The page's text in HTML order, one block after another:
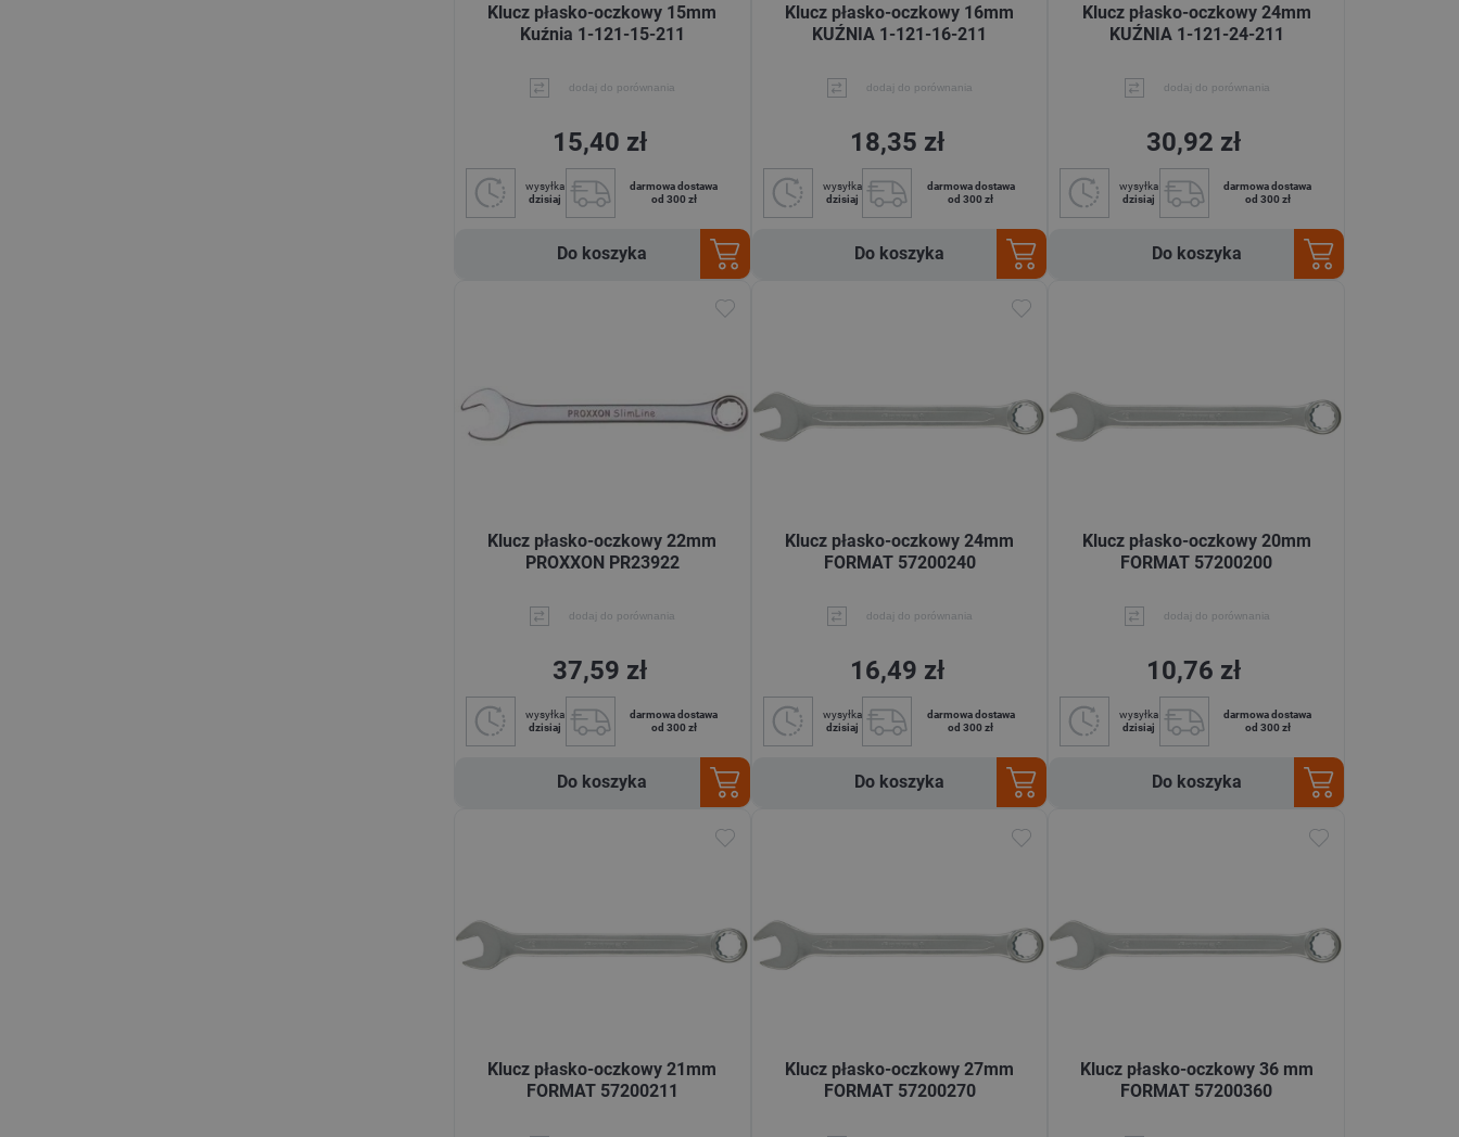
Klucz płasko-oczkowy 15mm
Kuźnia 1-121-15-211
dodaj do porównania
15,40 zł
wysyłka
dzisiaj
darmowa dostawa
od 300 zł
Do koszyka
Klucz płasko-oczkowy 16mm
KUŹNIA 1-121-16-211
dodaj do porównania
18,35 zł
wysyłka
dzisiaj
darmowa dostawa
od 300 zł
Do koszyka
Klucz płasko-oczkowy 24mm
KUŹNIA 1-121-24-211
dodaj do porównania
30,92 zł
wysyłka
dzisiaj
darmowa dostawa
od 300 zł
Do koszyka
Klucz płasko-oczkowy 22mm
PROXXON PR23922
dodaj do porównania
37,59 zł
wysyłka
dzisiaj
darmowa dostawa
od 300 zł
Do koszyka
Klucz płasko-oczkowy 24mm
FORMAT 57200240
dodaj do porównania
16,49 zł
wysyłka
dzisiaj
darmowa dostawa
od 300 zł
Do koszyka
Klucz płasko-oczkowy 20mm
FORMAT 57200200
dodaj do porównania
10,76 zł
wysyłka
dzisiaj
darmowa dostawa
od 300 zł
Do koszyka
Klucz płasko-oczkowy 21mm
FORMAT 57200211
Klucz płasko-oczkowy 27mm
FORMAT 57200270
Klucz płasko-oczkowy 36 mm
FORMAT 57200360